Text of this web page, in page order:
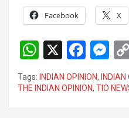
Facebook X
W
h
at
s
X
F
a
ce
b
M
es
se
n
Tags: INDIAN OPINION,
THE INDIAN OPINION, TIO